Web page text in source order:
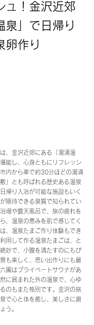
ュ！金沢近郊
泉」で日帰り
卵作り
、金沢近郊にある「湯涌温
能し、心身ともにリフレッシ
内から車で約30分ほどの湯涌
」とも呼ばれる歴史ある温泉
帰り入浴が可能な施設もいく
期待できる泉質で知られてい
場や露天風呂で、旅の疲れを
、温泉の恵みを肌で感じてく
、温泉たまご作り体験もでき
用して作る温泉たまごは、と
妙で、小腹を満たすのにもぴ
も楽しく、思い出作りにも最
園はプライベートサウナがあ
に囲まれた外の温泉で、心ゆ
のもまた格別です。金沢の旅
で心と体を癒し、美しさに磨
う。